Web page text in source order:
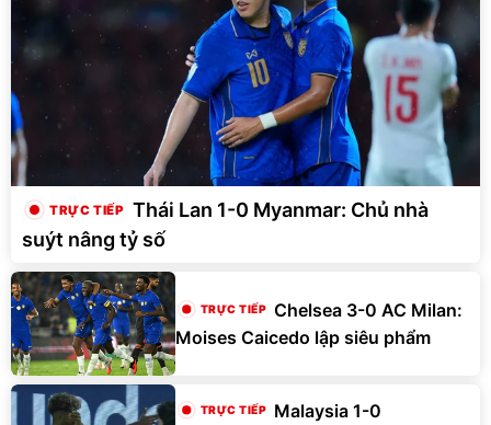
Thái Lan 1-0 Myanmar: Chủ nhà
suýt nâng tỷ số
Chelsea 3-0 AC Milan:
Moises Caicedo lập siêu phẩm
Malaysia 1-0